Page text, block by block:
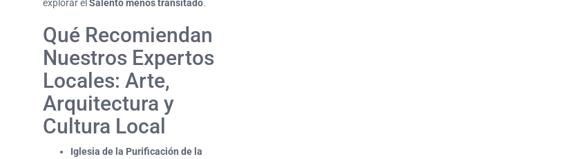
explorar el Salento menos transitado.
Qué Recomiendan
Nuestros Expertos
Locales: Arte,
Arquitectura y
Cultura Local
Iglesia de la Purificación de la